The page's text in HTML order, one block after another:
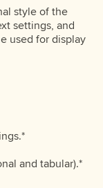
ะเ
ะเ
style of the
settings, and
used for display
and tabular).*